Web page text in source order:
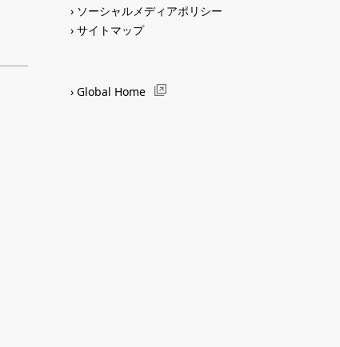
ソーシャルメディアポリシー
サイトマップ
Global Home